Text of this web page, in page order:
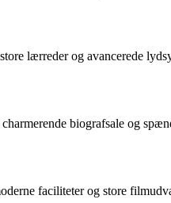
lærreder og avancerede
biografsale og
faciliteter og store